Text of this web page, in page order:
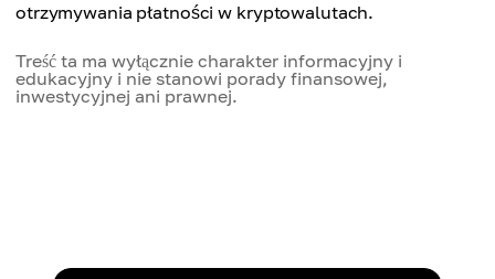
otrzymywania płatności w kryptowalutach.
Treść ta ma wyłącznie charakter informacyjny i
edukacyjny i nie stanowi porady finansowej,
inwestycyjnej ani prawnej.